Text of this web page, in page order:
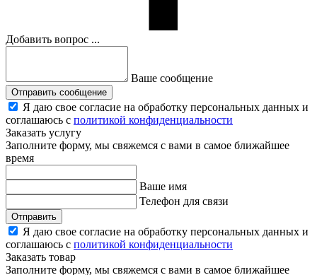
Добавить вопрос ...
Ваше сообщение
Отправить сообщение
Я даю свое согласие на обработку персональных данных и
соглашаюсь с политикой конфиденциальности
Заказать услугу
Заполните форму, мы свяжемся с вами в самое ближайшее
время
Ваше имя
Телефон для связи
Отправить
Я даю свое согласие на обработку персональных данных и
соглашаюсь с политикой конфиденциальности
Заказать товар
Заполните форму, мы свяжемся с вами в самое ближайшее